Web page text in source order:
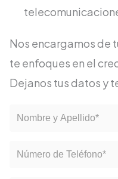
Nos encargamos de
te enfoques en el
Dejanos tus datos y